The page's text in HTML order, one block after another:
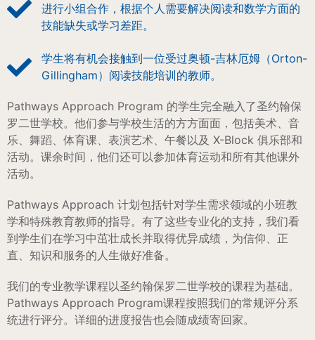
进行小组合作，根据个人需要解决阅读和数学方面的
技能缺失或学习差距。
学生将有机会接触到一位受过奥顿-吉林厄姆（Orton-
Gillingham）阅读技能培训的教师。
Pathways Approach Program 的学生完全融入了圣约翰保
罗二世学校。他们参与学校生活的方方面面，包括美术、音
乐、舞蹈、体育课、表演艺术、午餐以及 X-Block 俱乐部和
活动。课余时间，他们还可以参加体育运动和所有其他课外
活动。
Pathways Approach 计划包括针对学生需求领域的小班教
学和特殊教育教师的指导。有了这些专业化的支持，我们看
到学生们在学习中茁壮成长并取得优异成绩，为信仰、正
直、知识和服务的人生做好准备。
我们的专业教学课程以圣约翰保罗二世学校的课程为基础。
Pathways Approach Program课程按照我们的常规评分系
统进行评分。详细的进度报告也会随成绩寄回家。